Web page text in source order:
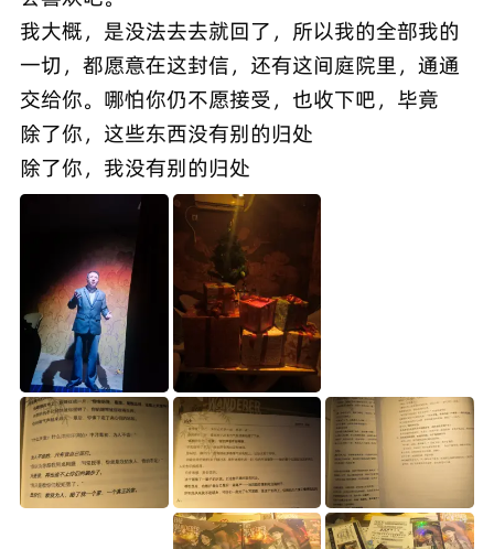
我大概，是没法去去就回了，所以我的全部我的
一切，都愿意在这封信，还有这间庭院里，通通
交给你。哪怕你仍不愿接受，也收下吧，毕竟
除了你，这些东西没有别的归处
除了你，我没有别的归处